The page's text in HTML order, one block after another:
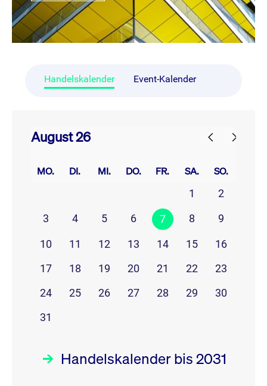
Handelskalender Event-Kalender
August 26
MO. DI. MI. DO. FR. SA. SO.
1
2
3
4 5 6 7 8 9
10 11 12 13 14 15
16
17
18 19 20 21 22
23
24
25 26 27 28 29
30
31
Handelskalender bis 2031